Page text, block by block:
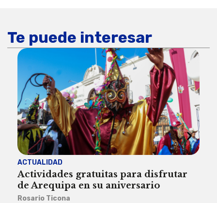
Te puede interesar
ACTUALIDAD
Actividades gratuitas para disfrutar
de Arequipa en su aniversario
Rosario Ticona